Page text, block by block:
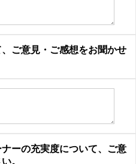
ご意見・ご感想をお聞かせ
ーの充実度について、ご意
。